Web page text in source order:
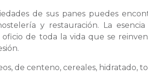
de sus panes puedes
y restauración. La
de toda la vida que se
de centeno, cereales, hidratado,